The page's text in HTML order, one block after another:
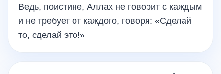
Ведь, поистине, Аллах не говорит с каждым
и не требует от каждого, говоря: «Сделай
то, сделай это!»